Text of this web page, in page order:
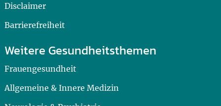
Disclaimer
Barrierefreiheit
Weitere Gesundheitsthemen
Frauengesundheit
Allgemeine & Innere Medizin